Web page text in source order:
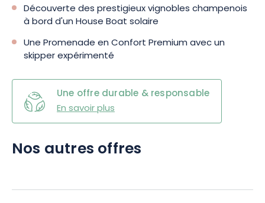
Découverte des prestigieux vignobles champenois
à bord d'un House Boat solaire
Une Promenade en Confort Premium avec un
skipper expérimenté
Une offre durable & responsable
En savoir plus
Nos autres offres